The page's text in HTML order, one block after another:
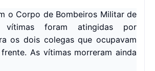
o Corpo de Bombeiros Militar de
vítimas foram atingidas por
os dois colegas que ocupavam
As vítimas morreram ainda